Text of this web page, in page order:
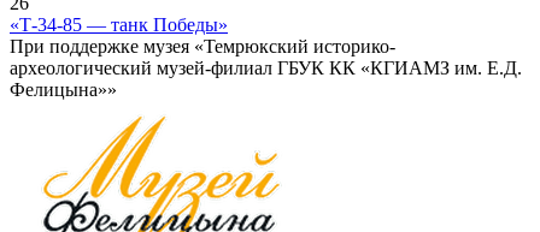
«Т-34-85 — танк Победы»
При поддержке музея «Темрюкский историко-
археологический музей-филиал ГБУК КК «КГИАМЗ им. Е.Д.
Фелицына»»